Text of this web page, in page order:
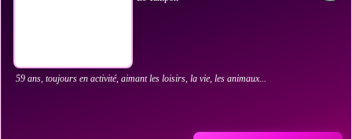
59 ans, toujours en activité, aimant les loisirs, la vie, les animaux...